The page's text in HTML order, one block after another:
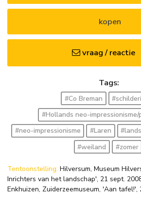
kopen
vraag / reactie
Tags:
#Co Breman
#Hollands neo-
#neo-impressionisme
#Laren
#weiland
#zomer
Tentoonstelling: Hilversum, Museum
Inrichters van het landschap', 21 sept.
Enkhuizen, Zuiderzeemuseum, 'Aan tafel!',